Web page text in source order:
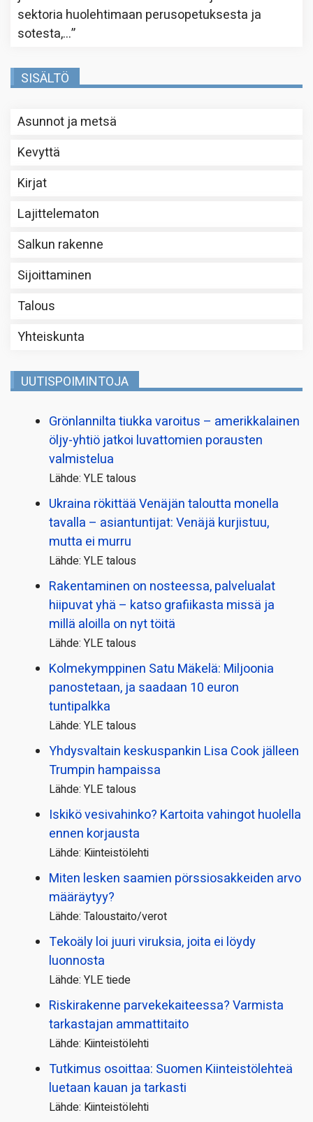
sektoria huolehtimaan perusopetuksesta ja
sotesta,…”
SISÄLTÖ
Asunnot ja metsä
Kevyttä
Kirjat
Lajittelematon
Salkun rakenne
Sijoittaminen
Talous
Yhteiskunta
UUTISPOIMINTOJA
Grönlannilta tiukka varoitus – amerikkalainen
öljy-yhtiö jatkoi luvattomien porausten
valmistelua
Lähde: YLE talous
Ukraina rökittää Venäjän taloutta monella
tavalla – asiantuntijat: Venäjä kurjistuu,
mutta ei murru
Lähde: YLE talous
Rakentaminen on nosteessa, palvelualat
hiipuvat yhä – katso grafiikasta missä ja
millä aloilla on nyt töitä
Lähde: YLE talous
Kolmekymppinen Satu Mäkelä: Miljoonia
panostetaan, ja saadaan 10 euron
tuntipalkka
Lähde: YLE talous
Yhdysvaltain keskuspankin Lisa Cook jälleen
Trumpin hampaissa
Lähde: YLE talous
Iskikö vesivahinko? Kartoita vahingot huolella
ennen korjausta
Lähde: Kiinteistölehti
Miten lesken saamien pörssi­osakkeiden arvo
määräytyy?
Lähde: Taloustaito/verot
Tekoäly loi juuri viruksia, joita ei löydy
luonnosta
Lähde: YLE tiede
Riskirakenne parvekekaiteessa? Varmista
tarkastajan ammattitaito
Lähde: Kiinteistölehti
Tutkimus osoittaa: Suomen Kiinteistölehteä
luetaan kauan ja tarkasti
Lähde: Kiinteistölehti